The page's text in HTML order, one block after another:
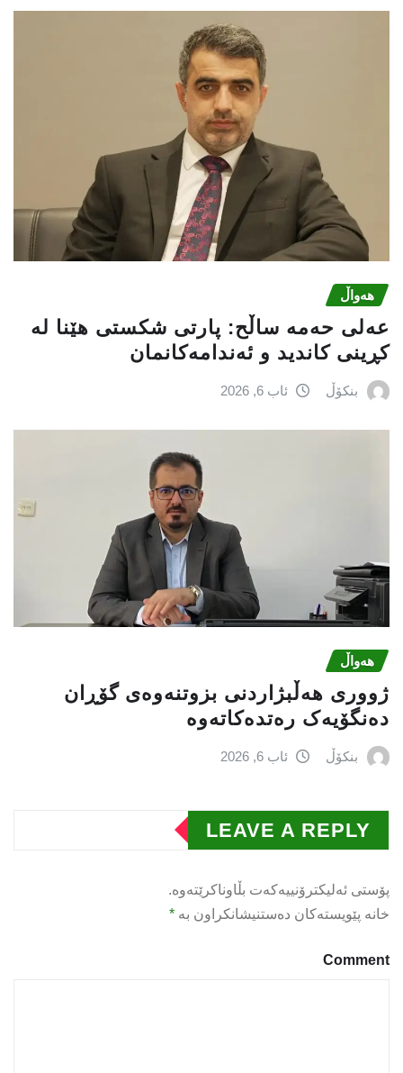
هەواڵ
عه‌لی‌ حه‌مه‌ ساڵح: پارتی‌ شكستی‌ هێنا له‌
كڕینی‌ كاندید و ئه‌ندامه‌كانمان
بنکۆڵ ئاب 6, 2026
هەواڵ
ژووری هەڵبژاردنی بزوتنەوەى گۆڕان
دەنگۆیەک رەتدەکاتەوە
بنکۆڵ ئاب 6, 2026
LEAVE A REPLY
پۆستی ئەلیکترۆنییەکەت بڵاوناکرێتەوە.
خانە پێویستەکان دەستنیشانکراون بە *
Comment